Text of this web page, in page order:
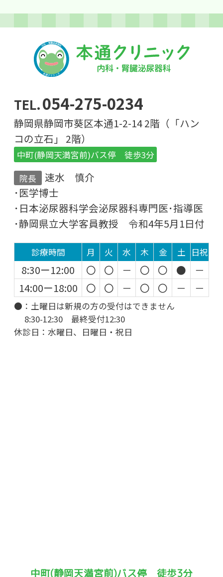
054-275-0234
静岡県静岡市葵区本通1-2-14 2階（「ハン
コの立石」 2階）
中町(静岡天満宮前)バス停 徒歩3分
院長
速水 慎介
･医学博士
･日本泌尿器科学会泌尿器科専門医･指導医
･静岡県立大学客員教授 令和4年5月1日付
●：土曜日は新規の方の受付はできません
8:30-12:30 最終受付12:30
休診日：水曜日、日曜日・祝日
診療時間 月 火 水 木 金 土 日祝
8:30ー12:00 〇 〇 － 〇 〇 ●
－
14:00ー18:00
〇 〇 － 〇 〇 － －
中町(静岡天満宮前)バス停 徒歩3分